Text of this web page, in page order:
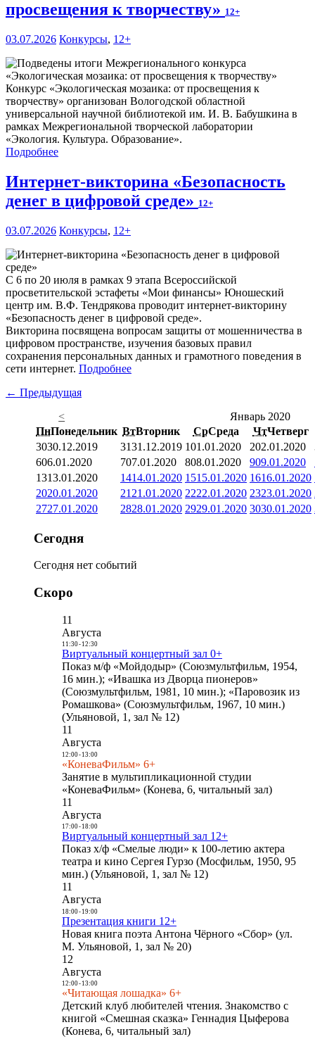
просвещения к творчеству» 12+
03.07.2026 Конкурсы, 12+
Конкурс «Экологическая мозаика: от просвещения к
творчеству» организован Вологодской областной
универсальной научной библиотекой им. И. В. Бабушкина в
рамках Межрегиональной творческой лаборатории
«Экология. Культура. Образование».
Подробнее
Интернет-викторина «Безопасность
денег в цифровой среде» 12+
03.07.2026 Конкурсы, 12+
С 6 по 20 июля в рамках 9 этапа Всероссийской
просветительской эстафеты «Мои финансы» Юношеский
центр им. В.Ф. Тендрякова проводит интернет-викторину
«Безопасность денег в цифровой среде».
Викторина посвящена вопросам защиты от мошенничества в
цифровом пространстве, изучения базовых правил
сохранения персональных данных и грамотного поведения в
сети интернет. Подробнее
← Предыдущая
<
Январь 2020
ПнПонедельник ВтВторник СрСреда ЧтЧетверг
3030.12.2019 3131.12.2019 101.01.2020 202.01.2020
606.01.2020 707.01.2020 808.01.2020 909.01.2020
1313.01.2020 1414.01.2020 1515.01.2020 1616.01.2020
2020.01.2020 21 21.01.2020 2222.01.2020 2323.01.2020
2727.01.2020 2828.01.2020 2929.01.2020 3030.01.2020
Сегодня
Сегодня нет событий
Скоро
11
Августа
11:30- 12:30
Виртуальный концертный зал 0+
Показ м/ф «Мойдодыр» (Союзмультфильм, 1954,
16 мин.); «Ивашка из Дворца пионеров»
(Союзмультфильм, 1981, 10 мин.); «Паровозик из
Ромашкова» (Союзмультфильм, 1967, 10 мин.)
(Ульяновой, 1, зал № 12)
11
Августа
12:00- 13:00
«КоневаФильм» 6+
Занятие в мультипликационной студии
«КоневаФильм» (Конева, 6, читальный зал)
11
Августа
17:00- 18:00
Виртуальный концертный зал 12+
Показ х/ф «Смелые люди» к 100-летию актера
театра и кино Сергея Гурзо (Мосфильм, 1950, 95
мин.) (Ульяновой, 1, зал № 12)
11
Августа
18:00- 19:00
Презентация книги 12+
Новая книга поэта Антона Чёрного «Сбор» (ул.
М. Ульяновой, 1, зал № 20)
12
Августа
12:00- 13:00
«Читающая лошадка» 6+
Детский клуб любителей чтения. Знакомство с
книгой «Смешная сказка» Геннадия Цыферова
(Конева, 6, читальный зал)